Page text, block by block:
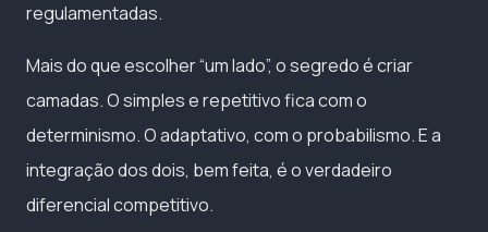
regulamentadas.
Mais do que escolher “um lado”, o segredo é criar
camadas. O simples e repetitivo fica com o
determinismo. O adaptativo, com o probabilismo. E a
integração dos dois, bem feita, é o verdadeiro
diferencial competitivo.